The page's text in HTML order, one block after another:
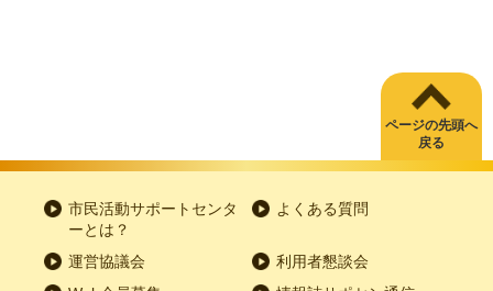
ページの先頭へ
戻る
市民活動サポートセンタ
ーとは？
よくある質問
運営協議会
利用者懇談会